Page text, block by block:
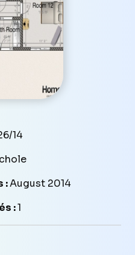
14
:August 2014
:1